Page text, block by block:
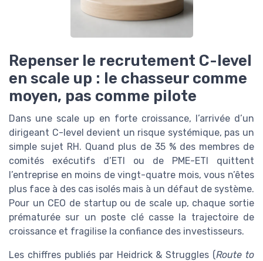
Repenser le recrutement C-level
en scale up : le chasseur comme
moyen, pas comme pilote
Dans une scale up en forte croissance, l’arrivée d’un
dirigeant C-level devient un risque systémique, pas un
simple sujet RH. Quand plus de 35 % des membres de
comités exécutifs d’ETI ou de PME-ETI quittent
l’entreprise en moins de vingt-quatre mois, vous n’êtes
plus face à des cas isolés mais à un défaut de système.
Pour un CEO de startup ou de scale up, chaque sortie
prématurée sur un poste clé casse la trajectoire de
croissance et fragilise la confiance des investisseurs.
Les chiffres publiés par Heidrick & Struggles (Route to